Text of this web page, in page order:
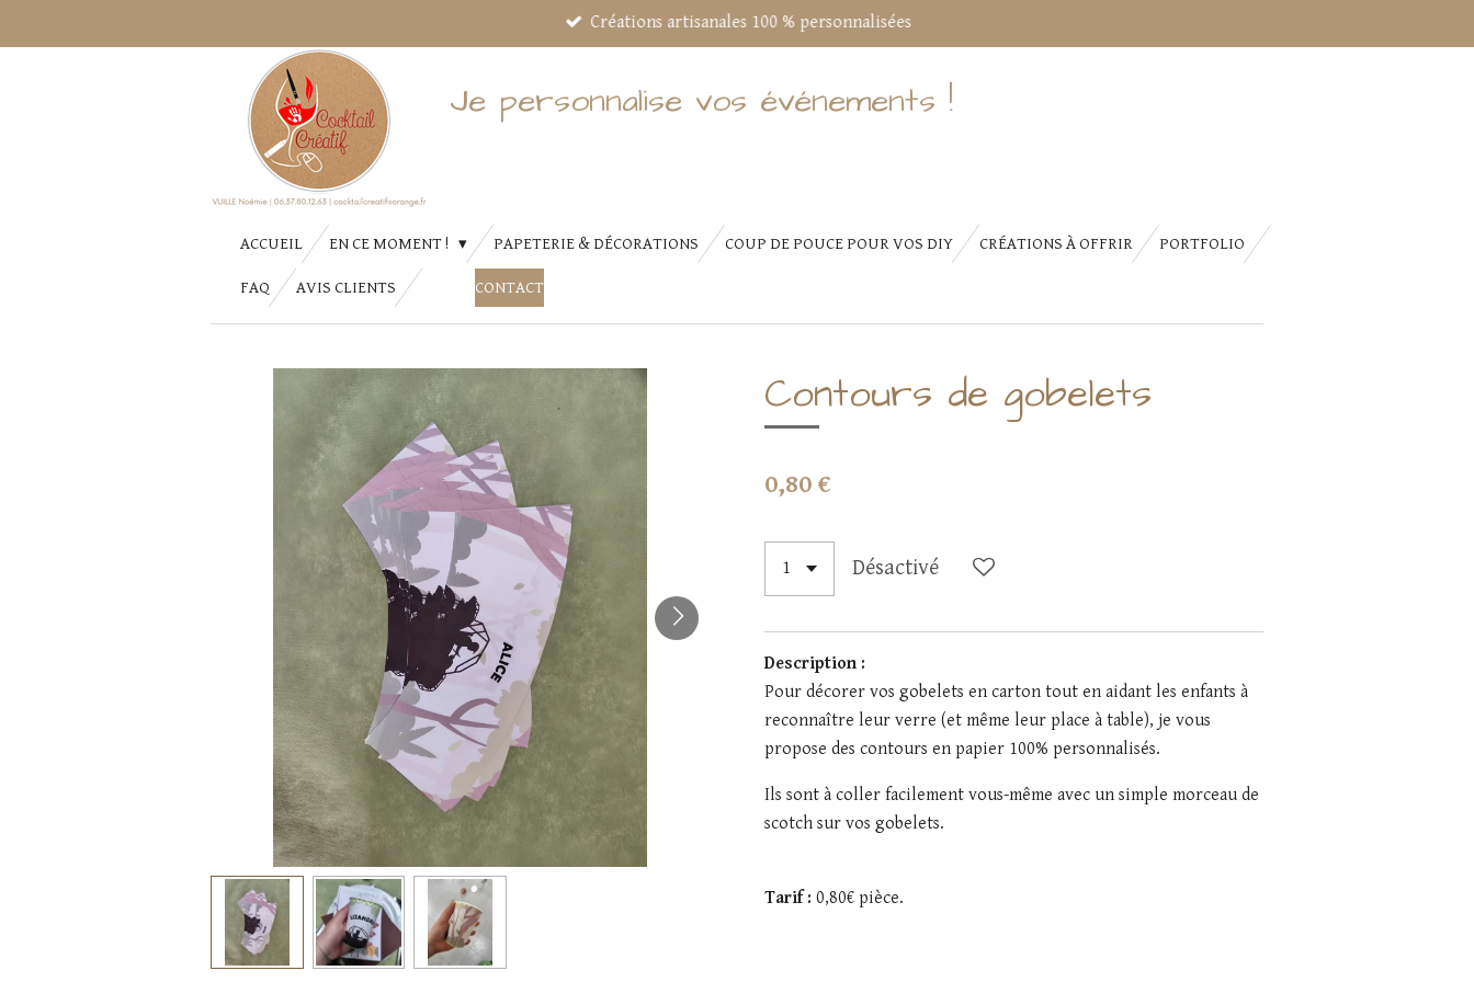
au
Créations artisanales 100 % personnalisées
Je personnalise vos événements !
ACCUEIL EN CE MOMENT ! PAPETERIE & DÉCORATIONS COUP DE POUCE POUR VOS DIY CRÉATIONS À OFFRIR PORTFOLIO
FAQ AVIS CLIENTS CONTACT
Contours de gobelets
0,80 €
Désactivé
Description :
Pour décorer vos gobelets en carton tout en aidant les enfants à
reconnaître leur verre (et même leur place à table), je vous
propose des contours en papier 100% personnalisés.
Ils sont à coller facilement vous-même avec un simple morceau de
scotch sur vos gobelets.
Tarif : 0,80€ pièce.